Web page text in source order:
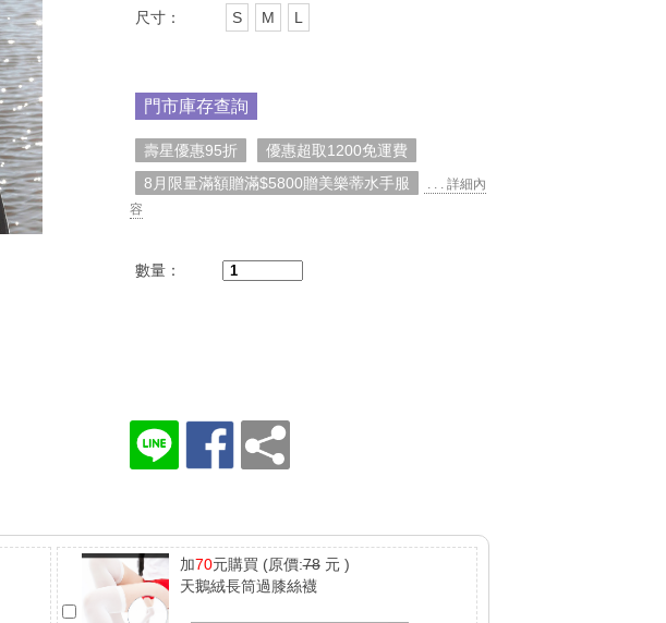
尺寸： S M L
門市庫存查詢
壽星優惠95折
優惠超取1200免運費
8月限量滿額贈滿$5800贈美樂蒂水手服
. . . 詳細內
容
數量：
加70元購買 (原價:78元 )
天鵝絨長筒過膝絲襪